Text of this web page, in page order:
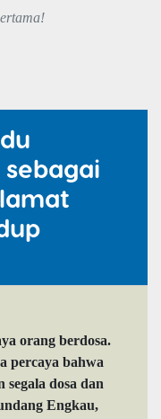
orang berdosa.
percaya bahwa
dosa dan
Engkau,